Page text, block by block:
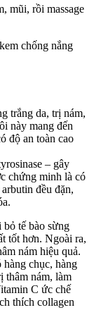
mũi, rồi massage
chống nắng
trắng da, trị nám,
này mang đến
độ an toàn cao
– gây
chứng minh là có
đều đặn,
tế bào sừng
tốt hơn. Ngoài ra,
nám hiệu quả.
chục, hàng
thâm nám, làm
C ức chế
thích collagen